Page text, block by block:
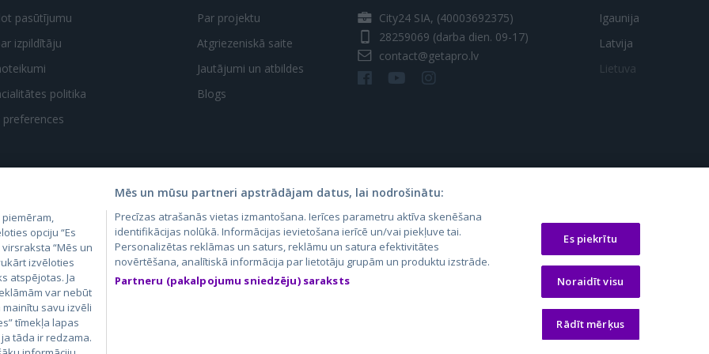
pasūtījumu
izpildītāju
politika
preferences
Par projektu
Atgriezeniskā saite
Jautājumi un atbildes
Blogs
City24 SIA, (40003692375)
28259069 (darba dien. 09-17)
contact@getapro.lv
Igaunija
Latvija
Lietuva
GetaPro.lv
GetaPro.ee
Skelbiu.lt
Autoplius.lt
Aruodas.lt
CVbankas.lt
Kainos.lt
Paslaugos.lt
auto24.ee
KV.ee
Osta.ee
KuldneBörs.ee
opciju “Es
“Mēs un
izvēloties
atspējotas. Ja
var nebūt
savu izvēli
tīmekļa lapas
tāda ir redzama.
Mēs un mūsu partneri apstrādājam datus, lai nodrošinātu:
Precīzas atrašanās vietas izmantošana. Ierīces parametru aktīva skenēšana
identifikācijas nolūkā. Informācijas ievietošana ierīcē un/vai piekļuve tai.
Personalizētas reklāmas un saturs, reklāmu un satura efektivitātes
novērtēšana, analītiskā informācija par lietotāju grupām un produktu izstrāde.
Partneru (pakalpojumu sniedzēju) saraksts
Es piekrītu
Noraidīt visu
Rādīt mērķus